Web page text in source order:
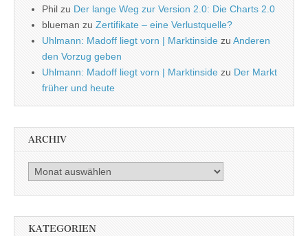
Phil zu Der lange Weg zur Version 2.0: Die Charts 2.0
blueman zu Zertifikate – eine Verlustquelle?
Uhlmann: Madoff liegt vorn | Marktinside zu Anderen
den Vorzug geben
Uhlmann: Madoff liegt vorn | Marktinside zu Der Markt
früher und heute
ARCHIV
Archiv
KATEGORIEN